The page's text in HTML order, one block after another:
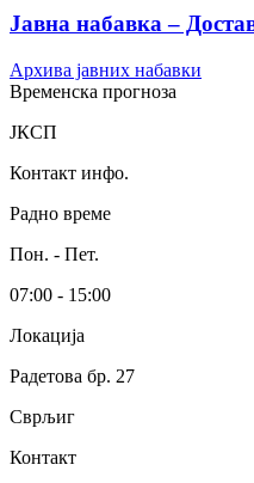
Јавна набавка –
Архива јавних набавки
Временска прогноза
ЈКСП
Контакт инфо.
Радно време
Пон. - Пет.
07:00 - 15:00
Локација
Радетова бр. 27
Сврљиг
Контакт